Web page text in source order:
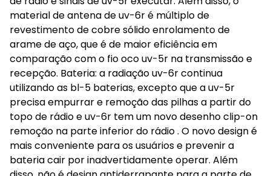
material de antena de uv-6r é múltiplo de
revestimento de cobre sólido enrolamento de
arame de aço, que é de maior eficiência em
comparação com o fio oco uv-5r na transmissão e
recepção. Bateria: a radiação uv-6r continua
utilizando as bl-5 baterias, excepto que a uv-5r
precisa empurrar e remoção das pilhas a partir do
topo de rádio e uv-6r tem um novo desenho clip-on
remoção na parte inferior do rádio . O novo design é
mais conveniente para os usuários e prevenir a
bateria cair por inadvertidamente operar. Além